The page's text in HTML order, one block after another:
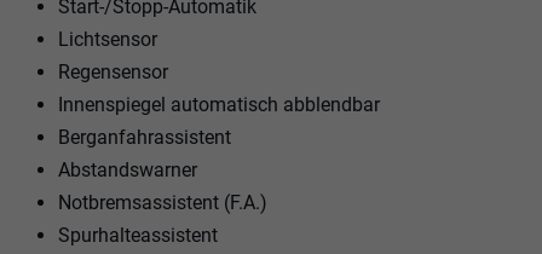
Start-/Stopp-Automatik
Lichtsensor
Regensensor
Innenspiegel automatisch abblendbar
Berganfahrassistent
Abstandswarner
Notbremsassistent (F.A.)
Spurhalteassistent